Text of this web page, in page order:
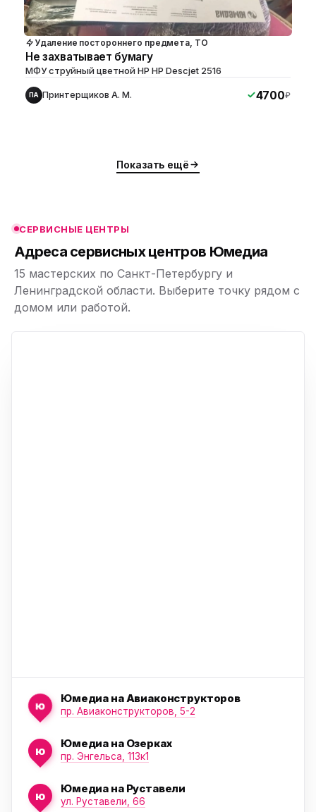
Удаление постороннего предмета, ТО
Не захватывает бумагу
МФУ струйный цветной HP HP Descjet 2516
ПА Принтерщиков А. М. 4700₽
Показать ещё
СЕРВИСНЫЕ ЦЕНТРЫ
Адреса сервисных центров Юмедиа
15 мастерских по Санкт-Петербургу и
Ленинградской области. Выберите точку рядом с
домом или работой.
ю
Юмедиа на Авиаконструкторов
пр. Авиаконструкторов, 5-2
ю
Юмедиа на Озерках
пр. Энгельса, 113к1
ю
Юмедиа на Руставели
ул. Руставели, 66
ю